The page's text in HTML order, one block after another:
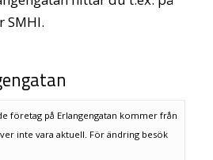
SMHI.
företag på Erlangengatan kommer från
inte vara aktuell. För ändring besök